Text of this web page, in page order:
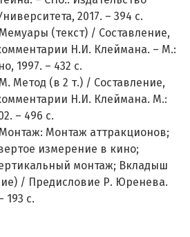
2017. – 394 с.
(текст) / Составление,
Н.И. Клеймана. – М.:
1997. – 432 с.
Метод (в 2 т.) / Составление,
Н.И. Клеймана. М.:
– 496 с.
Монтаж аттракционов;
измерение в кино;
монтаж; Вкладыш
/ Предисловие Р. Юренева.
193 c.